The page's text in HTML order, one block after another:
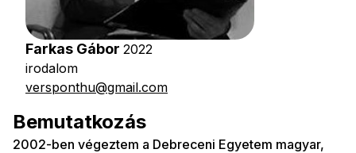
Farkas Gábor 2022
irodalom
versponthu@gmail.com
Bemutatkozás
2002-ben végeztem a Debreceni Egyetem magyar,